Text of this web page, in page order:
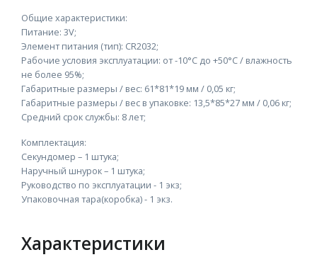
Общие характеристики:
Питание: 3V;
Элемент питания (тип): CR2032;
Рабочие условия эксплуатации: от -10°С до +50°С / влажность
не более 95%;
Габаритные размеры / вес: 61*81*19 мм / 0,05 кг;
Габаритные размеры / вес в упаковке: 13,5*85*27 мм / 0,06 кг;
Средний срок службы: 8 лет;
Комплектация:
Секундомер – 1 штука;
Наручный шнурок – 1 штука;
Руководство по эксплуатации - 1 экз;
Упаковочная тара(коробка) - 1 экз.
Характеристики